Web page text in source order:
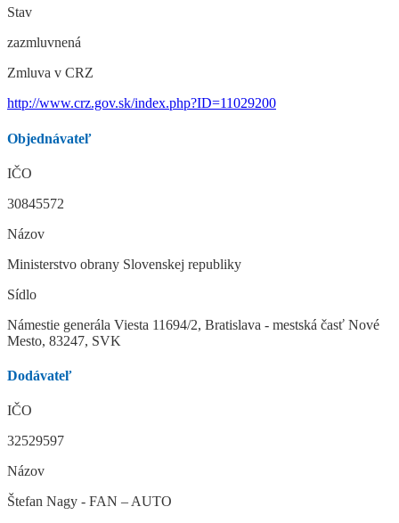
Stav
zazmluvnená
Zmluva v CRZ
http://www.crz.gov.sk/index.php?ID=11029200
Objednávateľ
IČO
30845572
Názov
Ministerstvo obrany Slovenskej republiky
Sídlo
Námestie generála Viesta 11694/2, Bratislava - mestská časť Nové
Mesto, 83247, SVK
Dodávateľ
IČO
32529597
Názov
Štefan Nagy - FAN – AUTO